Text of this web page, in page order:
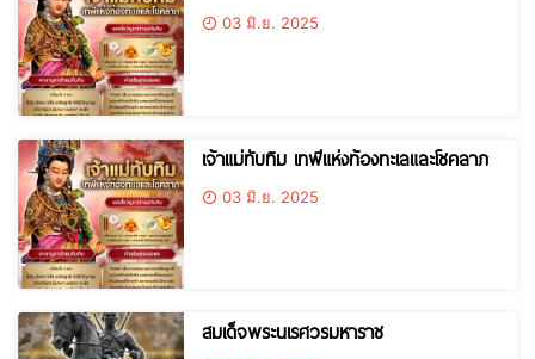
03 มิ.ย. 2025
เจ้าแม่ทับทิม เทพีแห่งท้องทะเลและโชคลาภ
03 มิ.ย. 2025
สมเด็จพระนเรศวรมหาราช